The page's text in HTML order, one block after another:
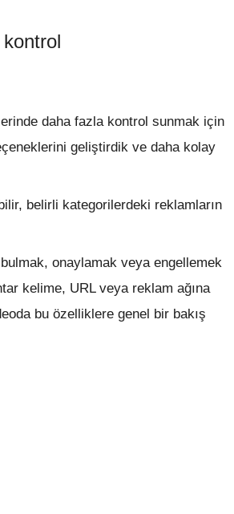
daha fazla kontrol sunmak için
geliştirdik ve daha kolay
belirli kategorilerdeki reklamların
onaylamak veya engellemek
kelime, URL veya reklam ağına
bu özelliklere genel bir bakış